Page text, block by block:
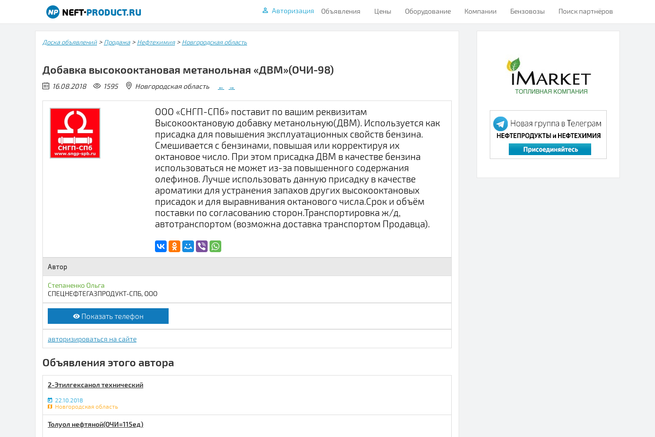
Объявления Цены Оборудование Компании Бензовозы Поиск партнёров
Авторизация
Доска объявлений > Продажа> Нефтехимия> Новгородская область
Добавка высокооктановая метанольная «ДВМ»(ОЧИ-98)
16.08.2018 1595 Новгородская область ← →
ООО «СНГП-СПб» поставит по вашим реквизитам
Высокооктановую добавку метанольную(ДВМ). Используется как
присадка для повышения эксплуатационных свойств бензина.
Смешивается с бензинами, повышая или корректируя их
октановое число. При этом присадка ДВМ в качестве бензина
использоваться не может из-за повышенного содержания
олефинов. Лучше использовать данную присадку в качестве
ароматики для устранения запахов других высокооктановых
присадок и для выравнивания октанового числа.Срок и объём
поставки по согласованию сторон.Транспортировка ж/д,
автотранспортом (возможна доставка транспортом Продавца).
Автор
Степаненко Ольга
СПЕЦНЕФТЕГАЗПРОДУКТ-СПБ, ООО
Показать телефон
авторизироваться на сайте
Объявления этого автора
2-Этилгексанол технический
22.10.2018
Новгородская область
Толуол нефтяной(ОЧИ=115ед)